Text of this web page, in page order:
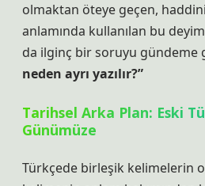
olmaktan öteye geçen, haddini
anlamında kullanılan bu
da ilginç bir soruyu gündeme
neden ayrı yazılır?”
Tarihsel Arka Plan: Eski
Günümüze
Türkçede birleşik kelimelerin